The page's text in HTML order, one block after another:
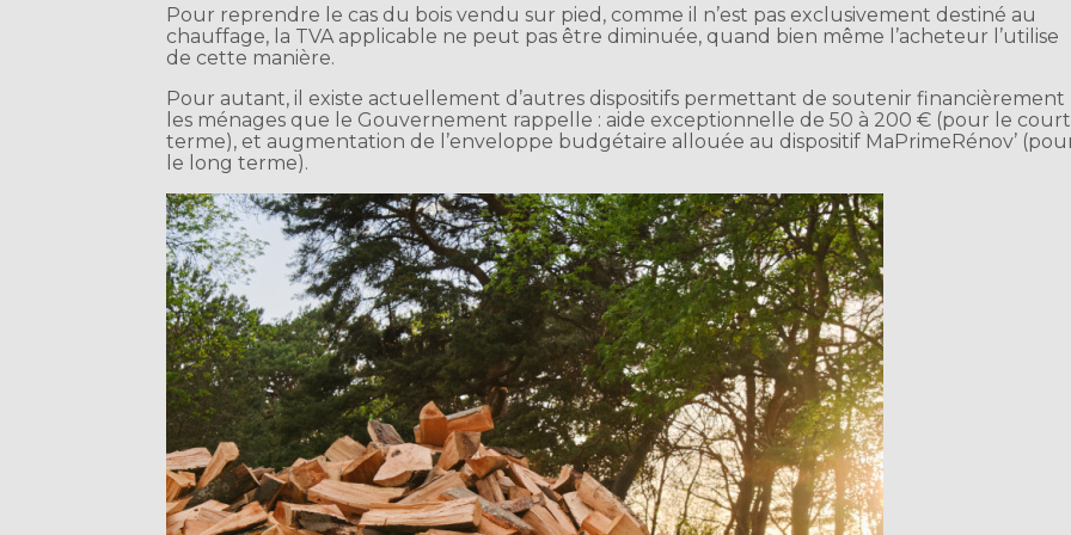
Pour reprendre le cas du bois vendu sur pied, comme il n’est pas exclusivement destiné au
chauffage, la TVA applicable ne peut pas être diminuée, quand bien même l’acheteur l’utilise
de cette manière.
Pour autant, il existe actuellement d’autres dispositifs permettant de soutenir financièrement
les ménages que le Gouvernement rappelle : aide exceptionnelle de 50 à 200 € (pour le court
terme), et augmentation de l’enveloppe budgétaire allouée au dispositif MaPrimeRénov’
le long terme).